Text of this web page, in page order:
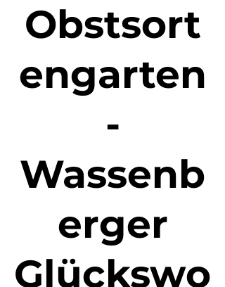
Obstsort
engarten
-
Wassenb
erger
Glückswo